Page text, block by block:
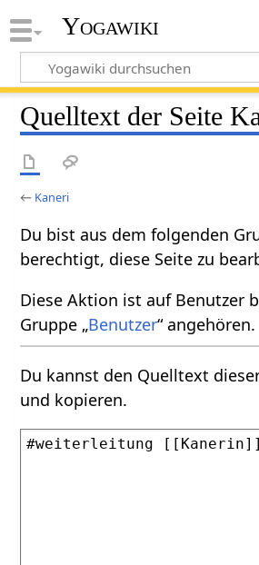
Yogawiki
Quelltext der Seite
← Kaneri
Du bist aus dem folgenden
berechtigt, diese Seite zu
Diese Aktion ist auf Benutzer
Gruppe „Benutzer“ angehören.
Du kannst den Quelltext
und kopieren.